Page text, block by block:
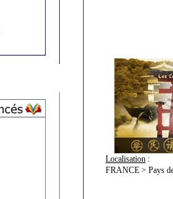
Localisation :
FRANCE > Pays